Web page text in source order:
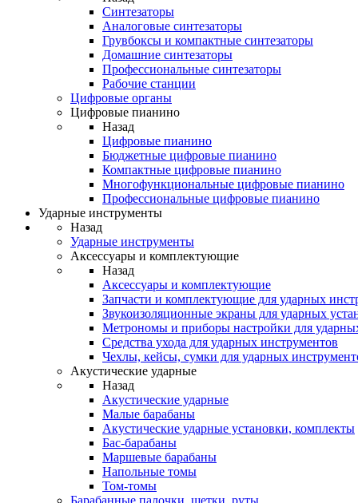
Синтезаторы
Аналоговые синтезаторы
Грувбоксы и компактные синтезаторы
Домашние синтезаторы
Профессиональные синтезаторы
Рабочие станции
Цифровые органы
Цифровые пианино
Назад
Цифровые пианино
Бюджетные цифровые пианино
Компактные цифровые пианино
Многофункциональные цифровые пианино
Профессиональные цифровые пианино
Ударные инструменты
Назад
Ударные инструменты
Аксессуары и комплектующие
Назад
Аксессуары и комплектующие
Запчасти и комплектующие для ударных
Звукоизоляционные экраны для ударных
Метрономы и приборы настройки для
Средства ухода для ударных инструментов
Чехлы, кейсы, сумки для ударных
Акустические ударные
Назад
Акустические ударные
Mалые барабаны
Акустические ударные установки, комплекты
Бас-барабаны
Маршевые барабаны
Напольные томы
Том-томы
Барабанные палочки, щетки, руты